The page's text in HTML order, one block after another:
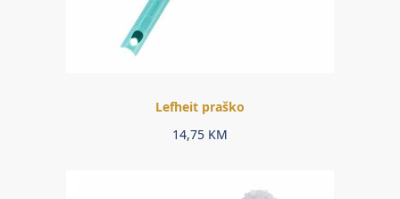
Lefheit praško
14,75 KM